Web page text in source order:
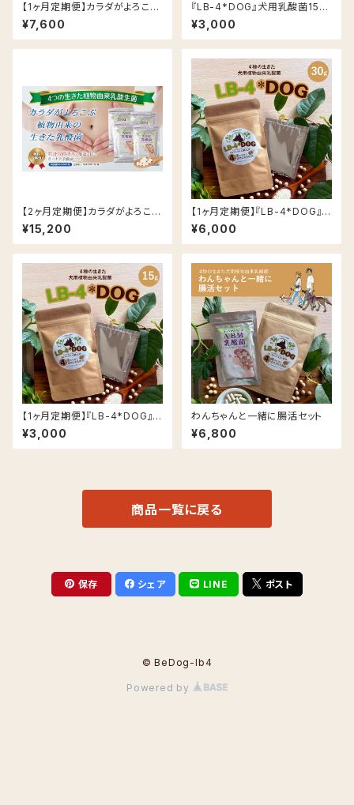
【1ヶ月定期便】カラダがよろこぶ
ABM®︎乳酸菌 45粒入×2袋
¥7,600
『LB-4*DOG』犬用乳酸菌15g
入
¥3,000
【2ヶ月定期便】カラダがよろこぶ
ABM®︎乳酸菌 45粒入×4袋
¥15,200
【1ヶ月定期便】『LB-4*DOG』
犬用植物由来乳酸菌30g入(15
g×2袋)
¥6,000
【1ヶ月定期便】『LB-4*DOG』
犬用植物由来乳酸菌15g入
¥3,000
わんちゃんと一緒に腸活セット
¥6,800
商品一覧に戻る
保存 シェア LINE ポスト
© BeDog-lb4
Powered by